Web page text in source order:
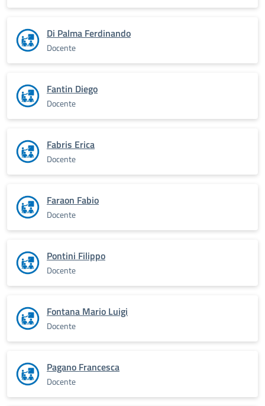
Di Palma Ferdinando
Docente
Fantin Diego
Docente
Fabris Erica
Docente
Faraon Fabio
Docente
Pontini Filippo
Docente
Fontana Mario Luigi
Docente
Pagano Francesca
Docente